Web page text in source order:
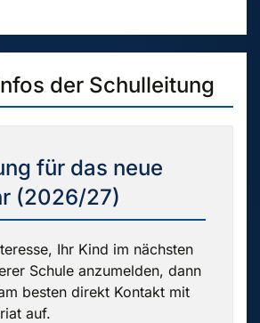
der Schulleitung
für das neue
(2026/27)
Ihr Kind im nächsten
Schule anzumelden, dann
besten direkt Kontakt mit
auf.